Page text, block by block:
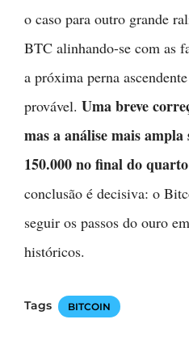
o caso para outro grande
BTC alinhando-se com as
a próxima perna
provável. Uma breve
mas a análise mais
150.000 no final do
conclusão é decisiva: o
seguir os passos do ouro
históricos.
Tags BITCOIN